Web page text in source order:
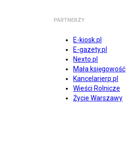
PARTNERZY
E-kiosk.pl
E-gazety.pl
Nexto.pl
Mała księgowość
Kancelarierp.pl
Wieści Rolnicze
Życie Warszawy